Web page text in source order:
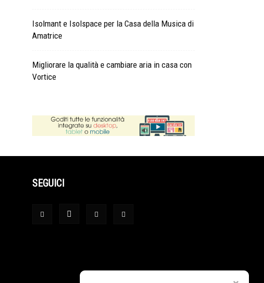
Isolmant e Isolspace per la Casa della Musica di
Amatrice
Migliorare la qualità e cambiare aria in casa con
Vortice
SEGUICI